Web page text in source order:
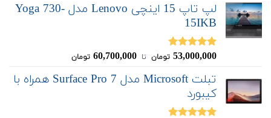
لپ تاپ 15 اینچی Lenovo مدل Yoga 730-
15IKB
نمره5.00
53,000,000 تومان ‌ تا ‌ 60,700,000 تومان
تبلت Microsoft مدل Surface Pro 7 همراه با
کیبورد